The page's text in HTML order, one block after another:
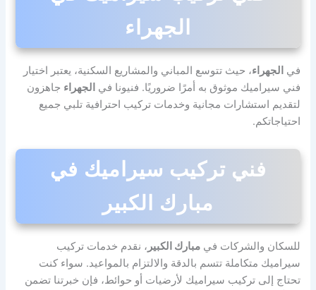
الجهراء
في الجهراء، حيث تتوسع المباني والمشاريع السكنية، يعتبر اختيار
فني سيراميك موثوق به أمرًا ضروريًا. فنيونا في الجهراء جاهزون
لتقديم استشارات مجانية وخدمات تركيب احترافية تلبي جميع
احتياجاتكم.
فني تركيب سيراميك في
مبارك الكبير
للسكان والشركات فيمبارك الكبير ، نقدم خدمات تركيب
سيراميك متكاملة تتسم بالدقة والالتزام بالمواعيد. سواء كنت
تحتاج إلى تركيب سيراميك لأرضيات أو حوائط، فإن خبرتنا تضمن